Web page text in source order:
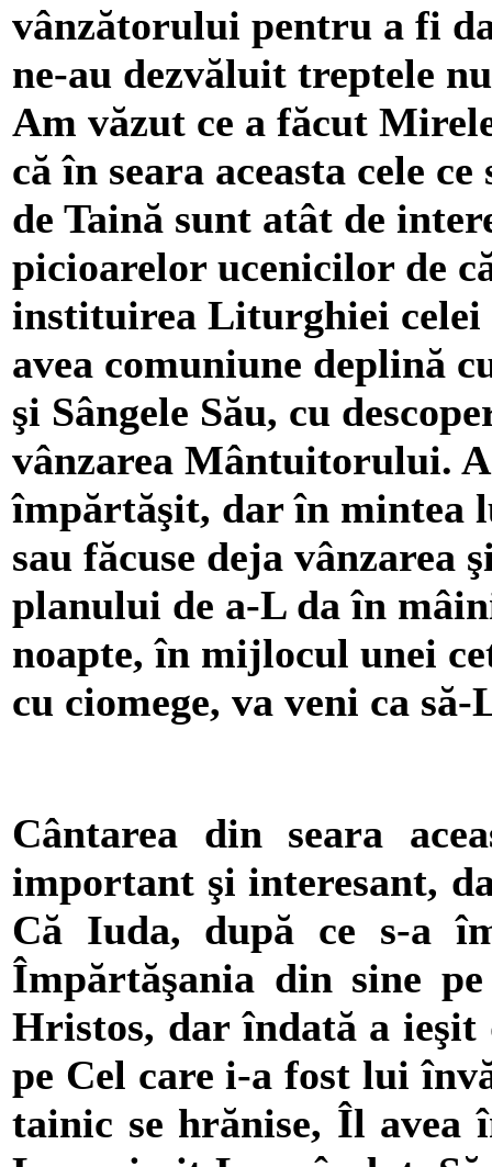
vânzătorului pentru a fi
ne-au dezvăluit treptele
Am văzut ce a făcut
că în seara aceasta cele
de Taină sunt atât de
picioarelor ucenicilor de
instituirea Liturghiei celei
avea comuniune deplină
şi Sângele Său, cu
vânzarea Mântuitorului.
împărtăşit, dar în mintea
sau făcuse deja vânzarea
planului de a-L da în
noapte, în mijlocul unei
cu ciomege, va veni ca
Cântarea din seara
important şi interesant,
Că Iuda, după ce s-a
Împărtăşania din sine
Hristos, dar îndată a
pe Cel care i-a fost lui
tainic se hrănise, Îl avea